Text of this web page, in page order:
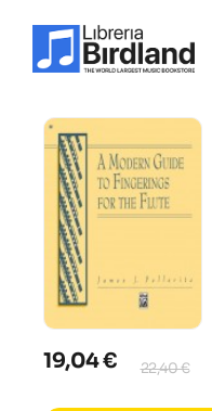
19,04 € 22,40 €